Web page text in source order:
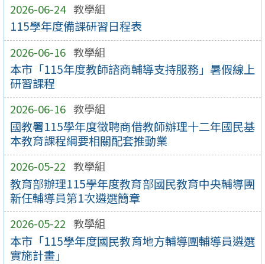
2026-06-24 教學組
115學年度備課研習日程表
2026-06-16 教學組
本市「115年度教師諮商輔導支持服務」暑假線上
研習課程
2026-06-16 教學組
國教署115學年度徵聘商借教師辦理十二年國民基
本教育課程綱要相關配套推動業
2026-05-22 教學組
教育部辦理115學年度教育部國民教育中央輔導團
新任輔導員第1次遴選簡章
2026-05-22 教學組
本市「115學年度國民教育地方輔導團輔導員遴選
實施計畫」